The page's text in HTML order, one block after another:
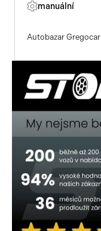
manuální
Autobazar Gregocar